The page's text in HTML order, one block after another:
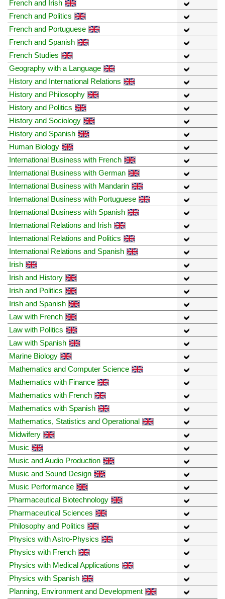
French and Irish
French and Politics
French and Portuguese
French and Spanish
French Studies
Geography with a Language
History and International Relations
History and Philosophy
History and Politics
History and Sociology
History and Spanish
Human Biology
International Business with French
International Business with German
International Business with Mandarin
International Business with Portuguese
International Business with Spanish
International Relations and Irish
International Relations and Politics
International Relations and Spanish
Irish
Irish and History
Irish and Politics
Irish and Spanish
Law with French
Law with Politics
Law with Spanish
Marine Biology
Mathematics and Computer Science
Mathematics with Finance
Mathematics with French
Mathematics with Spanish
Mathematics, Statistics and Operational
Midwifery
Music
Music and Audio Production
Music and Sound Design
Music Performance
Pharmaceutical Biotechnology
Pharmaceutical Sciences
Philosophy and Politics
Physics with Astro-Physics
Physics with French
Physics with Medical Applications
Physics with Spanish
Planning, Environment and Development